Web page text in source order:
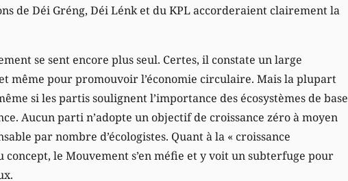
de Déi Gréng, Déi Lénk et du KPL accorderaient clairement la
se sent encore plus seul. Certes, il constate un large
même pour promouvoir l’économie circulaire. Mais la plupart
si les partis soulignent l’importance des écosystèmes de base
Aucun parti n’adopte un objectif de croissance zéro à moyen
par nombre d’écologistes. Quant à la « croissance
le Mouvement s’en méfie et y voit un subterfuge pour